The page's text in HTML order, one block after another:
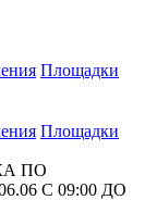
Площадки
Площадки
ПО
С 09:00 ДО